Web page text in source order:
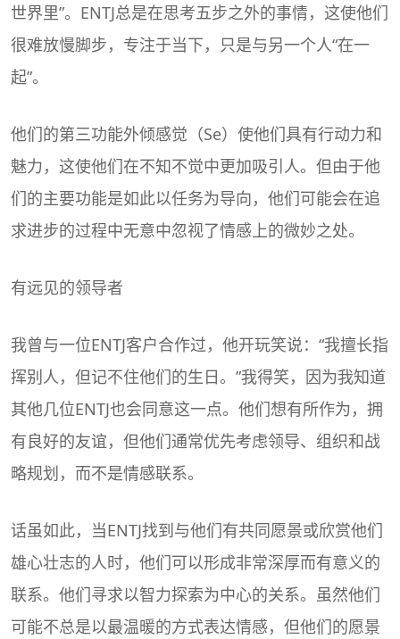
世界里”。ENTJ总是在思考五步之外的事情，这使他们
很难放慢脚步，专注于当下，只是与另一个人“在一
起”。
他们的第三功能外倾感觉（Se）使他们具有行动力和
魅力，这使他们在不知不觉中更加吸引人。但由于他
们的主要功能是如此以任务为导向，他们可能会在追
求进步的过程中无意中忽视了情感上的微妙之处。
有远见的领导者
我曾与一位ENTJ客户合作过，他开玩笑说：“我擅长指
挥别人，但记不住他们的生日。”我得笑，因为我知道
其他几位ENTJ也会同意这一点。他们想有所作为，拥
有良好的友谊，但他们通常优先考虑领导、组织和战
略规划，而不是情感联系。
话虽如此，当ENTJ找到与他们有共同愿景或欣赏他们
雄心壮志的人时，他们可以形成非常深厚而有意义的
联系。他们寻求以智力探索为中心的关系。虽然他们
可能不总是以最温暖的方式表达情感，但他们的愿景